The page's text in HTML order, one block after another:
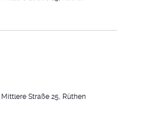
Mittlere Straße 25, Rüthen